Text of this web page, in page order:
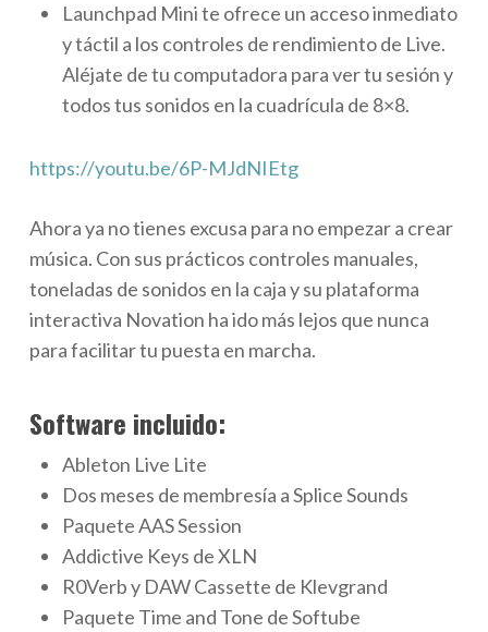
Launchpad Mini te ofrece un acceso inmediato
y táctil a los controles de rendimiento de Live.
Aléjate de tu computadora para ver tu sesión y
todos tus sonidos en la cuadrícula de 8×8.
https://youtu.be/6P-MJdNIEtg
Ahora ya no tienes excusa para no empezar a crear
música. Con sus prácticos controles manuales,
toneladas de sonidos en la caja y su plataforma
interactiva Novation ha ido más lejos que nunca
para facilitar tu puesta en marcha.
Software incluido:
Ableton Live Lite
Dos meses de membresía a Splice Sounds
Paquete AAS Session
Addictive Keys de XLN
R0Verb y DAW Cassette de Klevgrand
Paquete Time and Tone de Softube